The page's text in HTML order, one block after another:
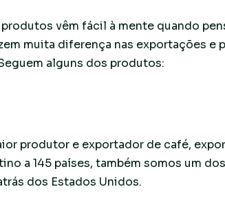
vêm fácil à mente quando
muita diferença nas exportações e
alguns dos produtos:
produtor e exportador de café,
a 145 países, também somos um
dos Estados Unidos.